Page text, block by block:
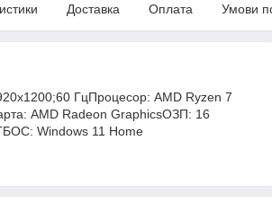
Доставка Оплата Умови
ГцПроцесор: AMD Ryzen 7
AMD Radeon GraphicsОЗП: 16
Windows 11 Home